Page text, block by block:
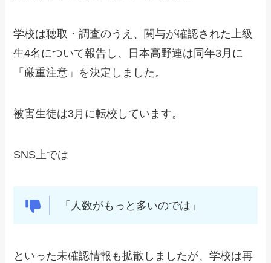
学校は聴取・調査のうえ、関与が確認された上級
生4名について報告し、日本高野連は同年3月に
「厳重注意」を決定しました。
被害生徒は3月に転校しています。
SNS上では
「人数がもっと多いのでは」
といった未確認情報も拡散しましたが、学校は再